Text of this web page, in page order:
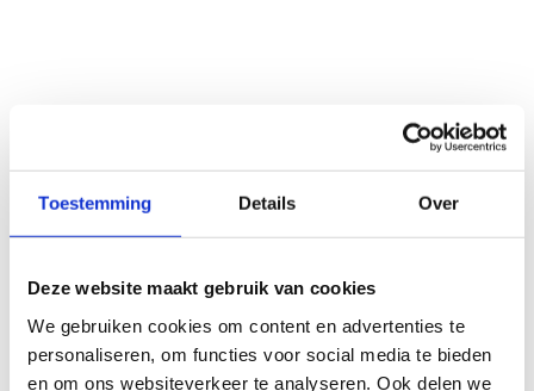
Toestemming Details Over
Deze website maakt gebruik van cookies
We gebruiken cookies om content en advertenties te
personaliseren, om functies voor social media te bieden
en om ons websiteverkeer te analyseren. Ook delen we